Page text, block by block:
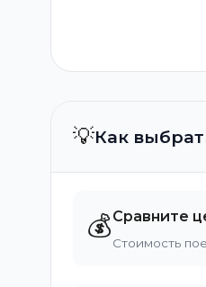
💡Как
💰Сравните
Стоимость